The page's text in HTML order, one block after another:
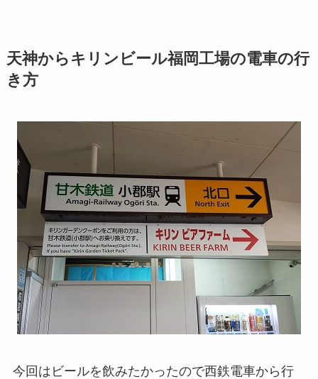
天神からキリンビール福岡工場の電車の行
き方
今回はビールを飲みたかったので西鉄電車から行